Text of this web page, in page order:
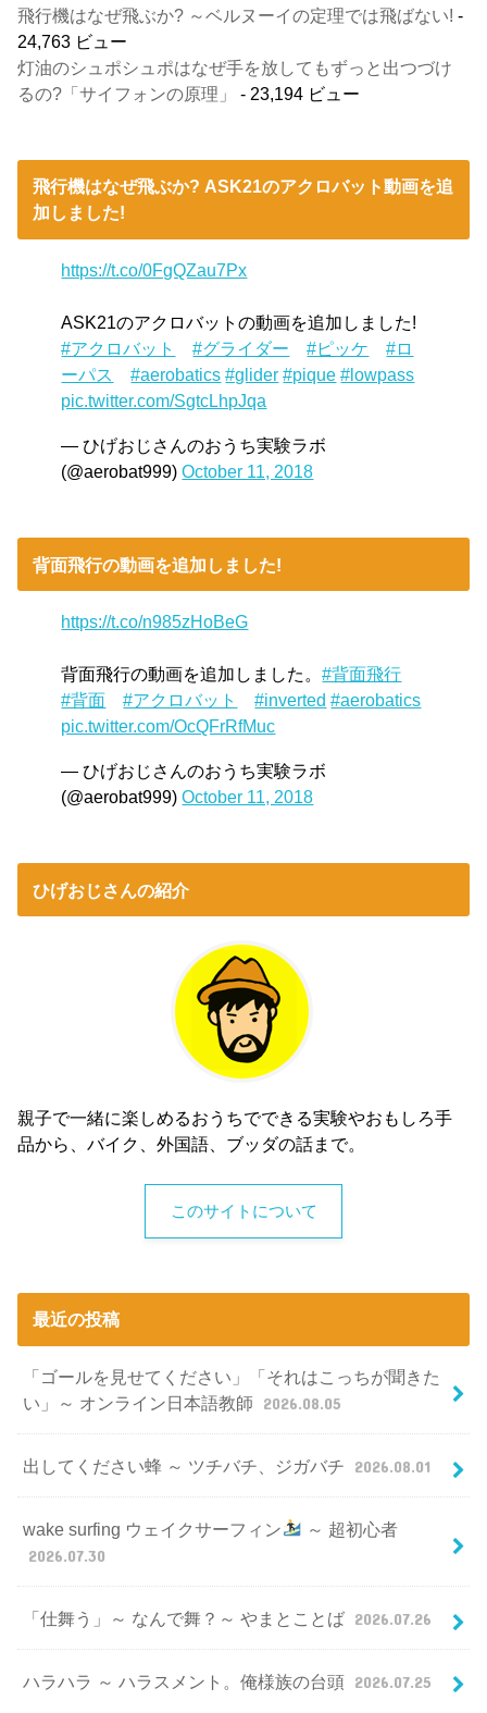
飛行機はなぜ飛ぶか? ～ベルヌーイの定理では飛ばない! -
24,763 ビュー
灯油のシュポシュポはなぜ手を放してもずっと出つづけ
るの?「サイフォンの原理」
- 23,194 ビュー
飛行機はなぜ飛ぶか? ASK21のアクロバット動画を追
加しました!
https://t.co/0FgQZau7Px
ASK21のアクロバットの動画を追加しました!
#アクロバット
#グライダー #ピッケ
#ロ
ーパス
#aerobatics #glider #pique #lowpass
pic.twitter.com/SgtcLhpJqa
— ひげおじさんのおうち実験ラボ
(@aerobat999)October 11, 2018
背面飛行の動画を追加しました!
https://t.co/n985zHoBeG
背面飛行の動画を追加しました。#背面飛行
#背面
#アクロバット #inverted #aerobatics
pic.twitter.com/OcQFrRfMuc
— ひげおじさんのおうち実験ラボ
(@aerobat999)October 11, 2018
ひげおじさんの紹介
親子で一緒に楽しめるおうちでできる実験やおもしろ手
品から、バイク、外国語、ブッダの話まで。
このサイトについて
最近の投稿
「ゴールを見せてください」「それはこっちが聞きた
い」～ オンライン日本語教師
2026.08.05
出してください蜂 ～ ツチバチ、ジガバチ 2026.08.01
wake surfing ウェイクサーフィン
～ 超初心者
2026.07.30
「仕舞う」～ なんで舞？～ やまとことば 2026.07.26
ハラハラ ～ ハラスメント。俺様族の台頭 2026.07.25